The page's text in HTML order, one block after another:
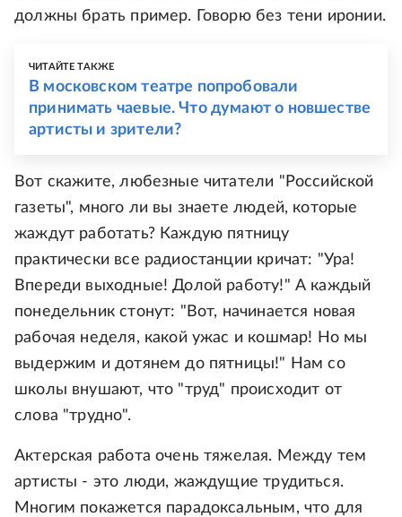
должны брать пример. Говорю без тени иронии.
ЧИТАЙТЕ ТАКЖЕ
В московском театре попробовали
принимать чаевые. Что думают о новшестве
артисты и зрители?
Вот скажите, любезные читатели "Российской
газеты", много ли вы знаете людей, которые
жаждут работать? Каждую пятницу
практически все радиостанции кричат: "Ура!
Впереди выходные! Долой работу!" А каждый
понедельник стонут: "Вот, начинается новая
рабочая неделя, какой ужас и кошмар! Но мы
выдержим и дотянем до пятницы!" Нам со
школы внушают, что "труд" происходит от
слова "трудно".
Актерская работа очень тяжелая. Между тем
артисты - это люди, жаждущие трудиться.
Многим покажется парадоксальным, что для